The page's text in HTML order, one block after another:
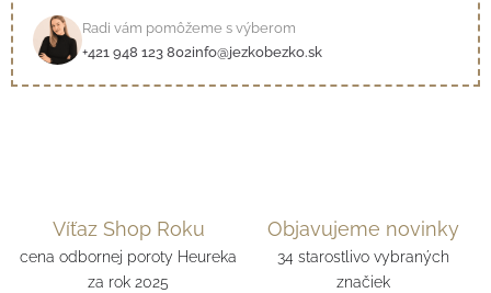
Radi vám pomôžeme s výberom
+421 948 123 802info@jezkobezko.sk
Víťaz Shop Roku
cena odbornej poroty Heureka
za rok 2025
Objavujeme novinky
34 starostlivo vybraných
značiek